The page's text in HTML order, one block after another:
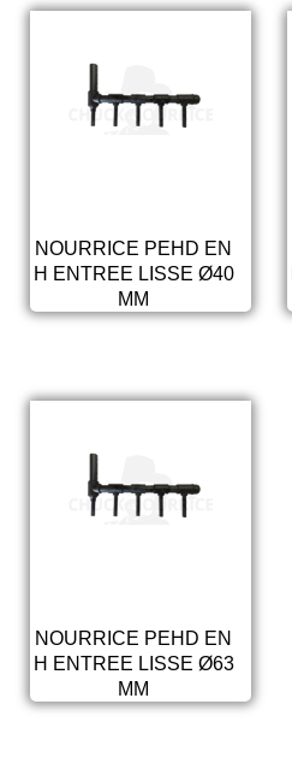
NOURRICE PEHD EN
H ENTREE LISSE Ø40
MM
NOURRICE PEHD EN
H ENTREE LISSE Ø63
MM